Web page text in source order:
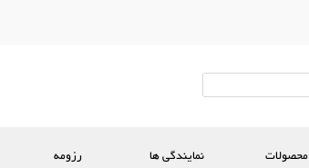
محصولات نمایندگی ها رزومه